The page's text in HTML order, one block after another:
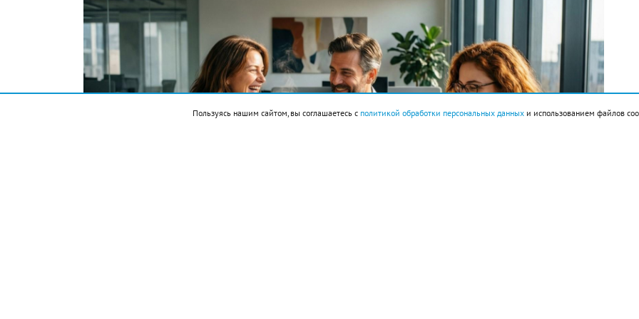
Пользуясь нашим сайтом, вы соглашаетесь с политикой обработки персональных данныхи использованием файлов